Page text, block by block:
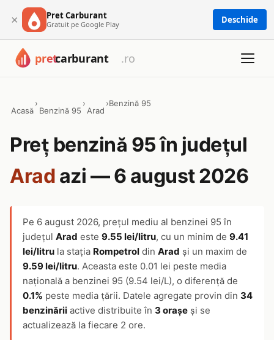
× Pret Carburant
Gratuit pe Google Play Deschide
Acasă
›
Benzină 95
›
Arad
›Benzină 95
Preț benzină 95 în județul
Arad azi — 6 august 2026
Pe 6 august 2026, prețul mediu al benzinei 95 în
județul Arad este 9.55 lei/litru, cu un minim de 9.41
lei/litru la stația Rompetrol din Arad și un maxim de
9.59 lei/litru. Aceasta este 0.01 lei peste media
națională a benzinei 95 (9.54 lei/L), o diferență de
0.1% peste media țării. Datele agregate provin din 34
benzinării active distribuite în 3 orașe și se
actualizează la fiecare 2 ore.